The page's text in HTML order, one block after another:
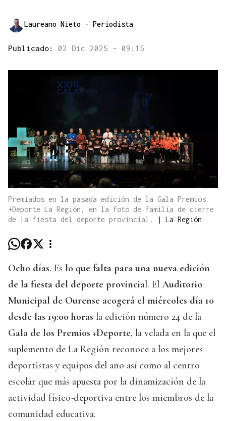
Laureano Nieto - Periodista
Publicado: 02 Dic 2025 - 09:15
Premiados en la pasada edición de la Gala Premios
+Deporte La Región, en la foto de familia de cierre
de la fiesta del deporte provincial.
| La Región
Ocho días. Es lo que falta para una nueva edición
de la fiesta del deporte provincial. El Auditorio
Municipal de Ourense acogerá el miércoles día 10
desde las 19:00 horas la edición número 24 de la
Gala de los Premios +Deporte, la velada en la que el
suplemento de La Región reconoce a los mejores
deportistas y equipos del año así como al centro
escolar que más apuesta por la dinamización de la
actividad físico-deportiva entre los miembros de la
comunidad educativa.